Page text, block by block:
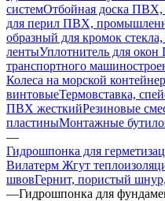
системОтбойная доска ПВХ,
для перил ПВХ,
образный для кромок
лентыУплотнитель для
транспортного
Колеса на морской
винтовыеТермовставка,
ПВХ жесткийРезиновые
пластиныМонтажные
—
Гидрошпонка для
Вилатерм Жгут
швовГернит, пористый
—Гидрошпонка для